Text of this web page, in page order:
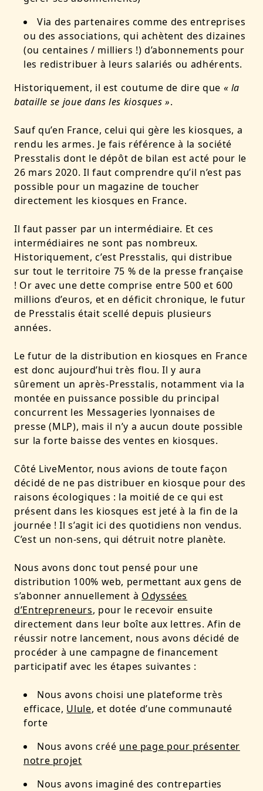
Via des partenaires comme des entreprises
ou des associations, qui achètent des dizaines
(ou centaines / milliers !) d’abonnements pour
les redistribuer à leurs salariés ou adhérents.
Historiquement, il est coutume de dire que « la
bataille se joue dans les kiosques ».
Sauf qu’en France, celui qui gère les kiosques, a
rendu les armes. Je fais référence à la société
Presstalis dont le dépôt de bilan est acté pour le
26 mars 2020. Il faut comprendre qu’il n’est pas
possible pour un magazine de toucher
directement les kiosques en France.
Il faut passer par un intermédiaire. Et ces
intermédiaires ne sont pas nombreux.
Historiquement, c’est Presstalis, qui distribue
sur tout le territoire 75 % de la presse française
! Or avec une dette comprise entre 500 et 600
millions d’euros, et en déficit chronique, le futur
de Presstalis était scellé depuis plusieurs
années.
Le futur de la distribution en kiosques en France
est donc aujourd’hui très flou. Il y aura
sûrement un après-Presstalis, notamment via la
montée en puissance possible du principal
concurrent les Messageries lyonnaises de
presse (MLP), mais il n’y a aucun doute possible
sur la forte baisse des ventes en kiosques.
Côté LiveMentor, nous avions de toute façon
décidé de ne pas distribuer en kiosque pour des
raisons écologiques : la moitié de ce qui est
présent dans les kiosques est jeté à la fin de la
journée ! Il s’agit ici des quotidiens non vendus.
C’est un non-sens, qui détruit notre planète.
Nous avons donc tout pensé pour une
distribution 100% web, permettant aux gens de
s’abonner annuellement à Odyssées
d’Entrepreneurs, pour le recevoir ensuite
directement dans leur boîte aux lettres. Afin de
réussir notre lancement, nous avons décidé de
procéder à une campagne de financement
participatif avec les étapes suivantes :
Nous avons choisi une plateforme très
efficace, Ulule, et dotée d’une communauté
forte
Nous avons créé une page pour présenter
notre projet
Nous avons imaginé des contreparties